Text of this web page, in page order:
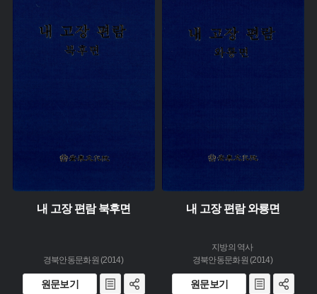
유형 :
내 고장 편람 북후면
경북안동문화원 (2014)
원문보기
주제 :
내 고장 편람 와룡면
지방의 역사
경북안동문화원 (2014)
원문보기